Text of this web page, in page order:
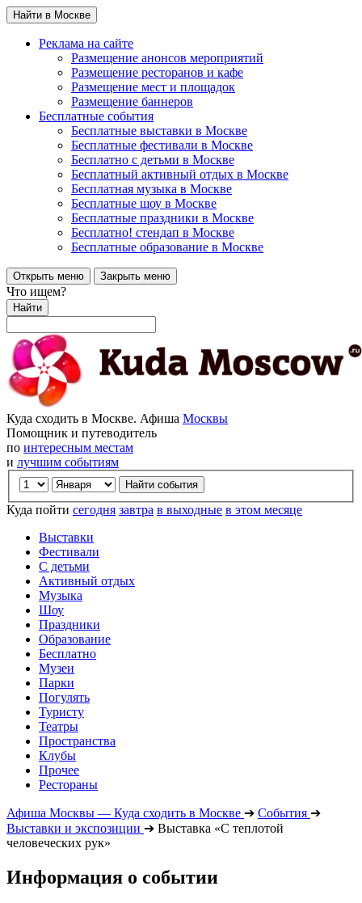
Найти в Москве
Реклама на сайте
Размещение анонсов мероприятий
Размещение ресторанов и кафе
Размещение мест и площадок
Размещение баннеров
Бесплатные события
Бесплатные выставки в Москве
Бесплатные фестивали в Москве
Бесплатно с детьми в Москве
Бесплатный активный отдых в Москве
Бесплатная музыка в Москве
Бесплатные шоу в Москве
Бесплатные праздники в Москве
Бесплатно! стендап в Москве
Бесплатные образование в Москве
Открыть меню Закрыть меню
Что ищем?
Найти
Куда сходить в Москве. Афиша Москвы
Помощник и путеводитель
по интересным местам
и лучшим событиям
Куда пойти сегодня завтра в выходные в этом месяце
Выставки
Фестивали
С детьми
Активный отдых
Музыка
Шоу
Праздники
Образование
Бесплатно
Музеи
Парки
Погулять
Туристу
Театры
Пространства
Клубы
Прочее
Рестораны
Афиша Москвы — Куда сходить в Москве ➔ События ➔
Выставки и экспозиции ➔ Выставка «С теплотой
человеческих рук»
Информация о событии